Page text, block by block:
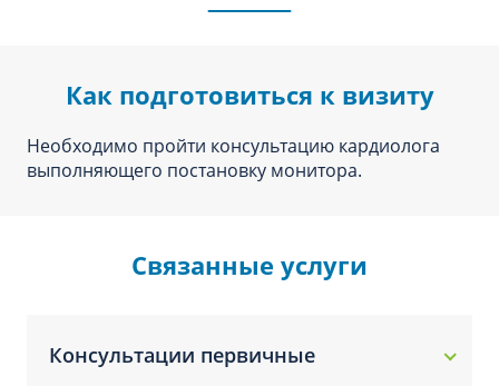
Как подготовиться к визиту
Необходимо пройти консультацию кардиолога
выполняющего постановку монитора.
Связанные услуги
Консультации первичные